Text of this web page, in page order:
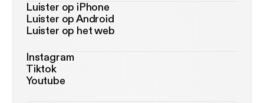
Luister op iPhone
Luister op Android
Luister op het web
Instagram
Tiktok
Youtube